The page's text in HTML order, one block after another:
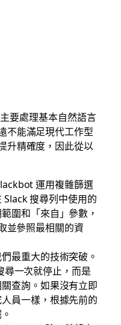
要處理基本自然語言
不能滿足現代工作型
升精確度，因此從以
運用複雜篩選
搜尋列中使用的
圍和「來自」參數，
並參照最相關的資
最重大的技術突破。
一次就停止，而是
查詢。如果沒有立即
員一樣，根據先前的